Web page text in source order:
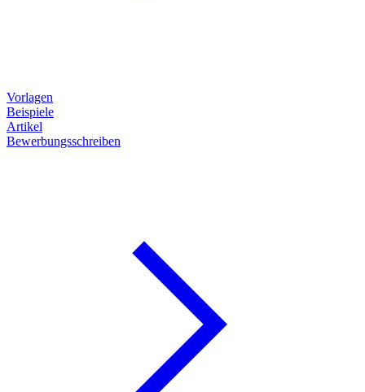
Vorlagen
Beispiele
Artikel
Bewerbungsschreiben